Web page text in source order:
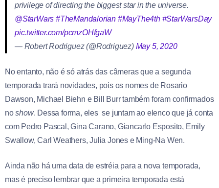
privilege of directing the biggest star in the universe.
@StarWars #TheMandalorian #MayThe4th #StarWarsDay
pic.twitter.com/pcmzOHfgaW
— Robert Rodriguez (@Rodriguez) May 5, 2020
No entanto, não é só atrás das câmeras que a segunda
temporada trará novidades, pois os nomes de Rosario
Dawson, Michael Biehn e Bill Burr também foram confirmados
noshow. Dessa forma, eles se juntam ao elenco que já conta
com Pedro Pascal, Gina Carano, Giancarlo Esposito, Emily
Swallow, Carl Weathers, Julia Jones e Ming-Na Wen.
Ainda não há uma data de estréia para a nova temporada,
mas é preciso lembrar que a primeira temporada está